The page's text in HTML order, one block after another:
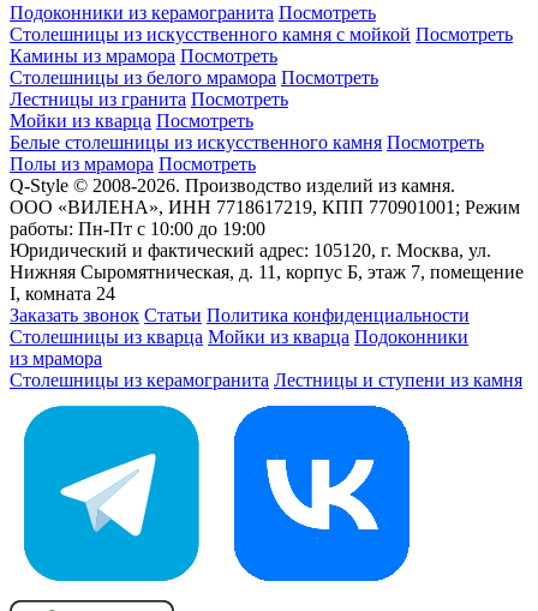
Подоконники из керамогранита Посмотреть
Столешницы из искусственного камня с мойкой Посмотреть
Камины из мрамора Посмотреть
Столешницы из белого мрамора Посмотреть
Лестницы из гранита Посмотреть
Мойки из кварца Посмотреть
Белые столешницы из искусственного камня Посмотреть
Полы из мрамора Посмотреть
Q-Style © 2008-2026. Производство изделий из камня.
ООО «ВИЛЕНА», ИНН 7718617219, КПП 770901001; Режим
работы: Пн-Пт с 10:00 до 19:00
Юридический и фактический адрес: 105120, г. Москва, ул.
Нижняя Сыромятническая, д. 11, корпус Б, этаж 7, помещение
I, комната 24
Заказать звонок Статьи Политика конфиденциальности
Столешницы из кварца Мойки из кварца Подоконники
из мрамора
Столешницы из керамогранита Лестницы и ступени из камня